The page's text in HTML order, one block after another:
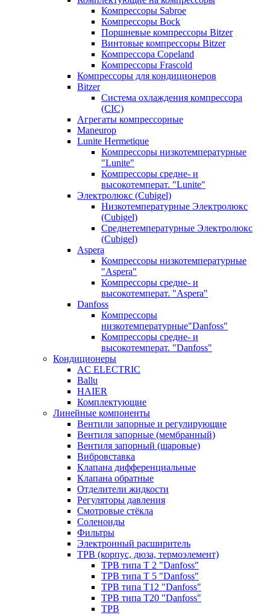
Компрессоры Sabroe
Компрессоры Bock
Поршневые компрессоры Bitzer
Винтовые компрессоры Bitzer
Компрессора Copeland
Компрессоры Frascold
Компрессоры для кондиционеров
Bitzer
Система охлаждения компрессора
(CIC)
Агрегаты компрессорные
Maneurop
Lunite Hermetique
Компрессоры низкотемпературные
"Lunite"
Компрессоры средне- и
высокотемперат. "Lunite"
Электролюкс (Cubigel)
Низкотемпературные Электролюкс
(Cubigel)
Среднетемпературные Электролюкс
(Cubigel)
Aspera
Компрессоры низкотемпературные
"Aspera"
Компрессоры средне- и
высокотемперат. "Aspera"
Danfoss
Компрессоры
низкотемпературные"Danfoss"
Компрессоры средне- и
высокотемперат. "Danfoss"
Кондиционеры
AC ELECTRIC
Ballu
HAIER
Комплектующие
Линейные компоненты
Вентили запорные и регулирующие
Вентиля запорные (мембранный)
Вентиля запорный (шаровые)
Вибровставка
Клапана дифференциальные
Клапана обратные
Отделители жидкости
Регуляторы давления
Смотровые стёкла
Соленоиды
Фильтры
Электронный расширитель
ТРВ (корпус, дюза, термоэлемент)
ТРВ типа Т 2 "Danfoss"
ТРВ типа Т 5 "Danfoss"
ТРВ типа Т12 "Danfoss"
ТРВ типа Т20 "Danfoss"
ТРВ